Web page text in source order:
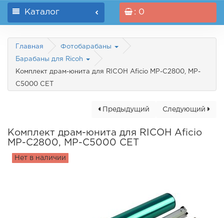
Каталог : 0
Главная Фотобарабаны
Барабаны для Ricoh
Комплект драм-юнита для RICOH Aficio MP-C2800, MP-
C5000 CET
Следующий
Предыдущий
Комплект драм-юнита для RICOH Aficio
MP-C2800, MP-C5000 CET
Нет в наличии